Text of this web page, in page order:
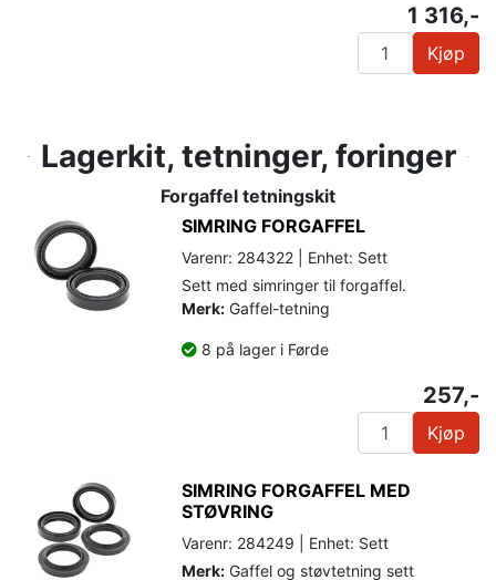
1 316,-
Kjøp
Lagerkit, tetninger, foringer
Forgaffel tetningskit
SIMRING FORGAFFEL
Varenr: 284322 | Enhet: Sett
Sett med simringer til forgaffel.
Merk: Gaffel-tetning
8 på lager i Førde
257,-
Kjøp
SIMRING FORGAFFEL MED
STØVRING
Varenr: 284249 | Enhet: Sett
Merk: Gaffel og støvtetning sett